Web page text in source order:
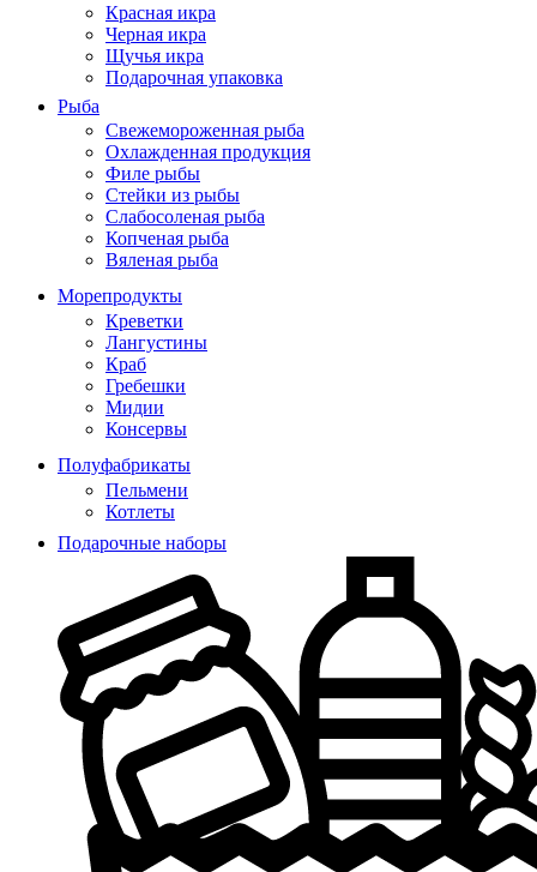
Красная икра
Черная икра
Щучья икра
Подарочная упаковка
Рыба
Свежемороженная рыба
Охлажденная продукция
Филе рыбы
Стейки из рыбы
Слабосоленая рыба
Копченая рыба
Вяленая рыба
Морепродукты
Креветки
Лангустины
Краб
Гребешки
Мидии
Консервы
Полуфабрикаты
Пельмени
Котлеты
Подарочные наборы